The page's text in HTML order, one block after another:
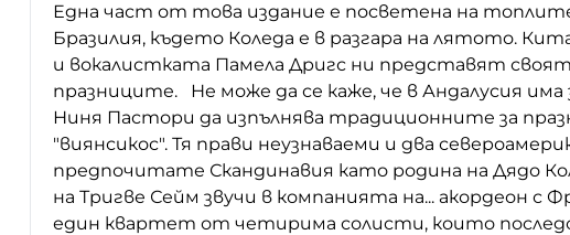
Една част от това издание е посветена на
Бразилия, където Коледа е в разгара на лятото.
и вокалистката Памела Дригс ни представят
празниците. Не може да се каже, че в Андалусия има
Ниня Пастори да изпълнява традиционните за
"виянсикос". Тя прави неузнаваеми и два
предпочитате Скандинавия като родина на Дядо
на Тригве Сейм звучи в компанията на... акордеон с
един квартет от четирима солисти, които